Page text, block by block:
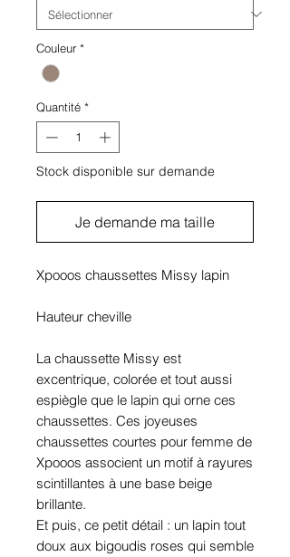
Couleur *
Quantité *
Stock disponible sur demande
Je demande ma taille
Xpooos chaussettes Missy lapin
Hauteur cheville
La chaussette Missy est
excentrique, colorée et tout aussi
espiègle que le lapin qui orne ces
chaussettes. Ces joyeuses
chaussettes courtes pour femme de
Xpooos associent un motif à rayures
scintillantes à une base beige
brillante.
Et puis, ce petit détail : un lapin tout
doux aux bigoudis roses qui semble